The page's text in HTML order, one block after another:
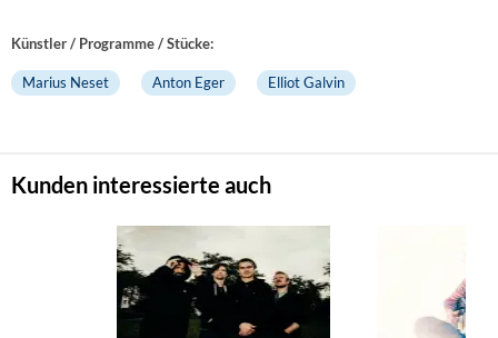
Künstler / Programme / Stücke:
Marius Neset Anton Eger Elliot Galvin
Kunden interessierte auch